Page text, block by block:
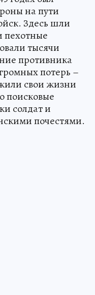
на пути
Здесь шли
пехотные
тысячи
противника
потерь –
свои жизни
поисковые
солдат и
почестями.